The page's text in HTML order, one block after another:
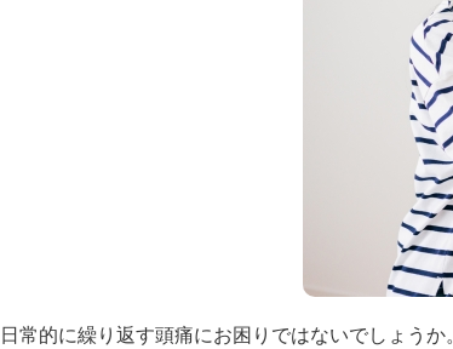
日常的に繰り返す頭痛にお困りではないでしょうか。